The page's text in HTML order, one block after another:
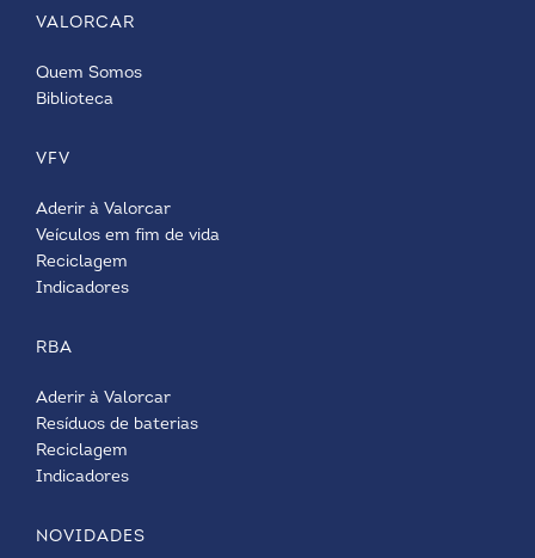
VALORCAR
Quem Somos
Biblioteca
VFV
Aderir à Valorcar
Veículos em fim de vida
Reciclagem
Indicadores
RBA
Aderir à Valorcar
Resíduos de baterias
Reciclagem
Indicadores
NOVIDADES